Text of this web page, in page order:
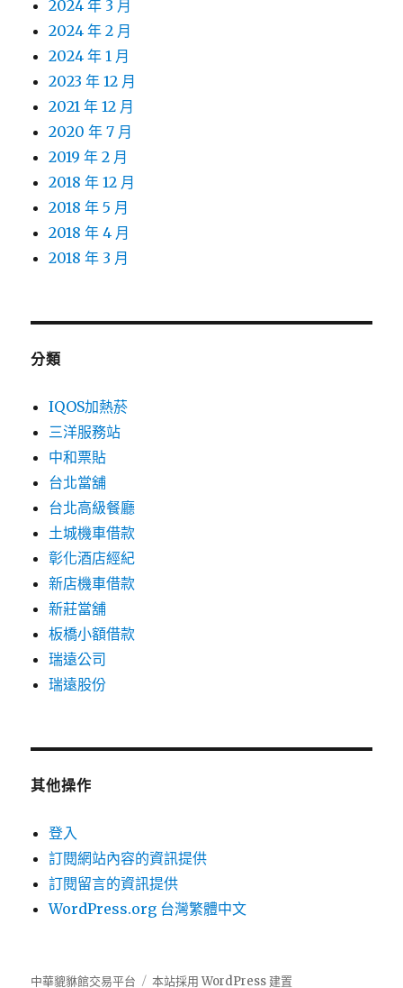
2024 年 3 月
2024 年 2 月
2024 年 1 月
2023 年 12 月
2021 年 12 月
2020 年 7 月
2019 年 2 月
2018 年 12 月
2018 年 5 月
2018 年 4 月
2018 年 3 月
分類
IQOS加熱菸
三洋服務站
中和票貼
台北當舖
台北高級餐廳
土城機車借款
彰化酒店經紀
新店機車借款
新莊當舖
板橋小額借款
瑞遠公司
瑞遠股份
其他操作
登入
訂閱網站內容的資訊提供
訂閱留言的資訊提供
WordPress.org 台灣繁體中文
中華貔貅館交易平台 本站採用 WordPress 建置